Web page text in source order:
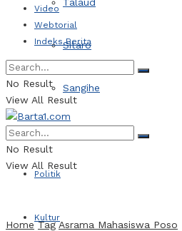
Sitaro
Sangihe
Politik
Kultur
Video
Webtorial
Indeks Berita
No Result
View All Result
No Result
View All Result
Home Tag Asrama Mahasiswa Poso